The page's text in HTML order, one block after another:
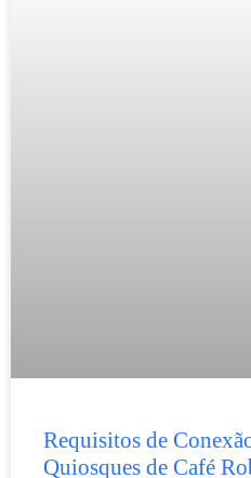
Requisitos de
Quiosques de Café